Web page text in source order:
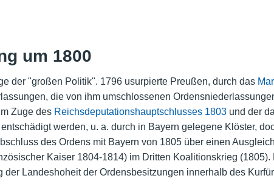
um 1800
der "großen Politik". 1796 usurpierte Preußen, durch das
die von ihm umschlossenen
Zuge des Reichsdeputationshauptschlusses 1803und der
werden, u. a. durch in Bayern gelegene Klöster,
des Ordens mit Bayern von 1805 über einen
Kaiser 1804-1814) im Dritten Koalitionskrieg (1805).
Landeshoheit der Ordensbesitzungen innerhalb des